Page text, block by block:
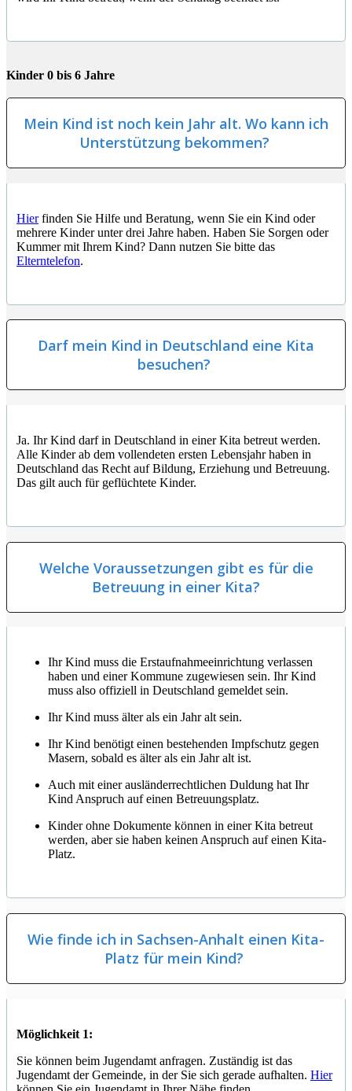
Kinder 0 bis 6 Jahre
Mein Kind ist noch kein Jahr alt. Wo kann ich
Unterstützung bekommen?
Hierfinden Sie Hilfe und Beratung, wenn Sie ein Kind oder
mehrere Kinder unter drei Jahre haben. Haben Sie Sorgen oder
Kummer mit Ihrem Kind? Dann nutzen Sie bitte das
Elterntelefon.
Darf mein Kind in Deutschland eine Kita
besuchen?
Ja. Ihr Kind darf in Deutschland in einer Kita betreut werden.
Alle Kinder ab dem vollendeten ersten Lebensjahr haben in
Deutschland das Recht auf Bildung, Erziehung und Betreuung.
Das gilt auch für geflüchtete Kinder.
Welche Voraussetzungen gibt es für die
Betreuung in einer Kita?
Ihr Kind muss die Erstaufnahmeeinrichtung verlassen
haben und einer Kommune zugewiesen sein. Ihr Kind
muss also offiziell in Deutschland gemeldet sein.
Ihr Kind muss älter als ein Jahr alt sein.
Ihr Kind benötigt einen bestehenden Impfschutz gegen
Masern, sobald es älter als ein Jahr alt ist.
Auch mit einer ausländerrechtlichen Duldung hat Ihr
Kind Anspruch auf einen Betreuungsplatz.
Kinder ohne Dokumente können in einer Kita betreut
werden, aber sie haben keinen Anspruch auf einen Kita-
Platz.
Wie finde ich in Sachsen-Anhalt einen Kita-
Platz für mein Kind?
Möglichkeit 1:
Sie können beim Jugendamt anfragen. Zuständig ist das
Jugendamt der Gemeinde, in der Sie sich gerade aufhalten. Hier